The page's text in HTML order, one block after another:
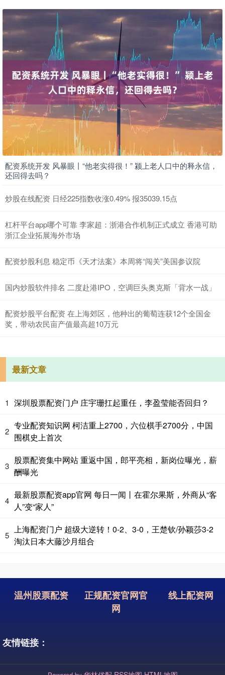
配资系统开发 风暴眼丨“他老实得很！” 颍上老人口中的释永信，
还回得去吗？
炒股在线配资 日经225指数收涨0.49% 报35039.15点
杠杆平台app哪个可靠 李家超：浙港合作机制正式成立 香港可助
浙江企业拓展海外市场
配资炒股利息 稳定币《天才法案》本周将“闯关”美国参议院
国内炒股软件排名 二度赴港IPO，空调巨头奥克斯「背水一战」
配资炒股平台配资 在上海郊区，他种出的葡萄连获12个全国金
奖，带动农民亩产值最高超10万元
最新文章
1 深圳股票配资门户 庄宇珊扛起重任，李盈莹能否回归？
2
专业配资知识网 柯洁重上2700，六位棋手2700分，中国
围棋史上首次
3
股票配资集中网站 重返中国，郎平亮相，新岗位曝光，薪
酬曝光
4
最新股票配资app官网 每日一闻丨在霍尔果斯，外商从“客
人”变“家人”
5
上海配资门户 超级大逆转！0-2、3-0，王楚钦/孙颖莎3-2
淘汰日本大藤沙月组合
温州股票配资
正规配资官网官
网
线上配资网
友情链接：